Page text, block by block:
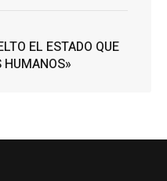
EL ESTADO QUE
HUMANOS»